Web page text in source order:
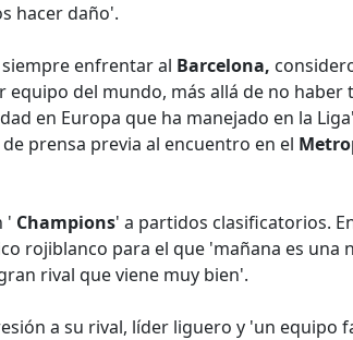
hacer daño'.
enfrentar al Barcelona,
equipo del mundo, más allá de no haber
en Europa que ha manejado en la
prensa previa al encuentro en el
' Champions' a partidos clasificatorios.
rojiblanco para el que 'mañana es una
rival que viene muy bien'.
a su rival, líder liguero y 'un equipo